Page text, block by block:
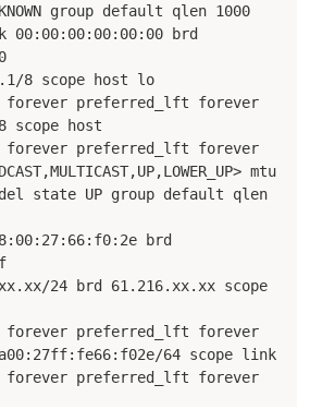
group default qlen 1000
mtu
state UP group default qlen
forever preferred_lft forever